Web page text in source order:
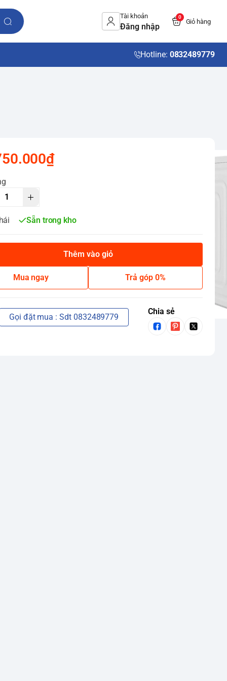
Tài khoản
Đăng nhập
0
Giỏ hàng
Hotline: 0832489779
Sẵn trong kho
Thêm vào giỏ
Mua ngay Trả góp 0%
Gọi đặt mua : Sdt 0832489779
Chia sẻ